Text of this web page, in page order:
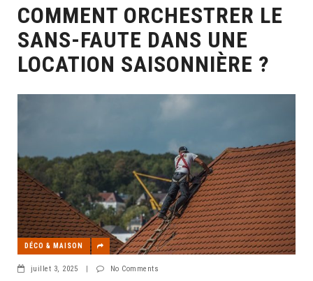
COMMENT ORCHESTRER LE
SANS-FAUTE DANS UNE
LOCATION SAISONNIÈRE ?
DÉCO & MAISON
juillet 3, 2025 | No Comments